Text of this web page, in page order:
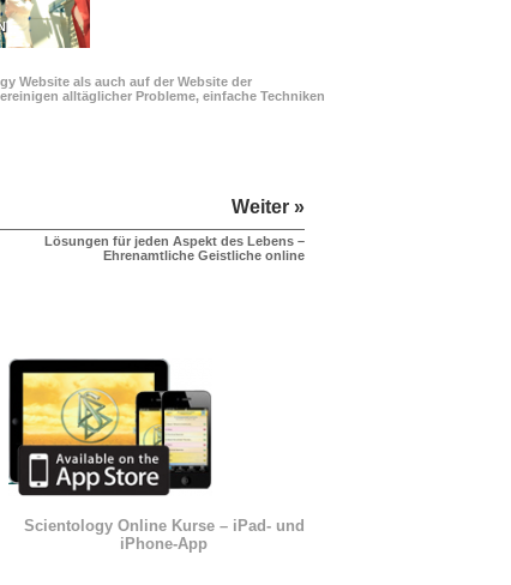
Website als auch auf der Website der
alltäglicher Probleme, einfache Techniken
Weiter »
Lösungen für jeden Aspekt des Lebens –
Ehrenamtliche Geistliche online
Scientology Online Kurse – iPad- und
iPhone-App